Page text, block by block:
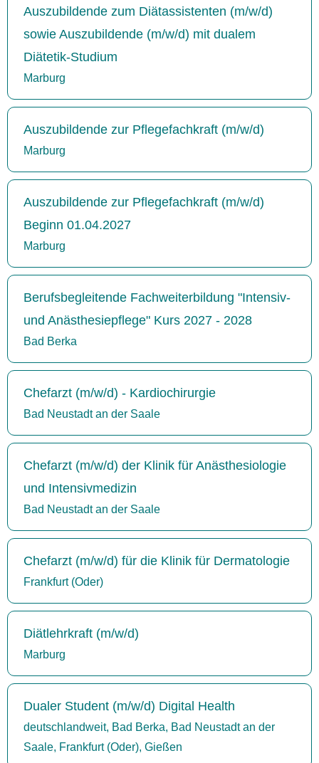
Auszubildende zum Diätassistenten (m/w/d)
sowie Auszubildende (m/w/d) mit dualem
Diätetik-Studium
Marburg
Auszubildende zur Pflegefachkraft (m/w/d)
Marburg
Auszubildende zur Pflegefachkraft (m/w/d)
Beginn 01.04.2027
Marburg
Berufsbegleitende Fachweiterbildung "Intensiv-
und Anästhesiepflege" Kurs 2027 - 2028
Bad Berka
Chefarzt (m/w/d) - Kardiochirurgie
Bad Neustadt an der Saale
Chefarzt (m/w/d) der Klinik für Anästhesiologie
und Intensivmedizin
Bad Neustadt an der Saale
Chefarzt (m/w/d) für die Klinik für Dermatologie
Frankfurt (Oder)
Diätlehrkraft (m/w/d)
Marburg
Dualer Student (m/w/d) Digital Health
deutschlandweit, Bad Berka, Bad Neustadt an der
Saale, Frankfurt (Oder), Gießen